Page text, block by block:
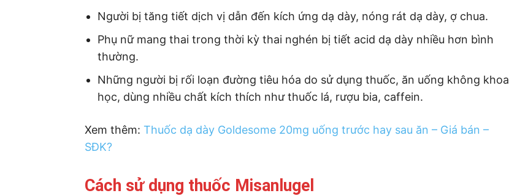
Người bị tăng tiết dịch vị dẫn đến kích ứng dạ dày, nóng rát dạ dày, ợ chua.
Phụ nữ mang thai trong thời kỳ thai nghén bị tiết acid dạ dày nhiều hơn bình
thường.
Những người bị rối loạn đường tiêu hóa do sử dụng thuốc, ăn uống không khoa
học, dùng nhiều chất kích thích như thuốc lá, rượu bia, caffein.
Xem thêm: Thuốc dạ dày Goldesome 20mg uống trước hay sau ăn – Giá bán –
SĐK?
Cách sử dụng thuốc Misanlugel